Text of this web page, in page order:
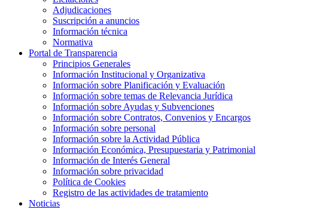
Adjudicaciones
Suscripción a anuncios
Información técnica
Normativa
Portal de Transparencia
Principios Generales
Información Institucional y Organizativa
Información sobre Planificación y Evaluación
Información sobre temas de Relevancia Jurídica
Información sobre Ayudas y Subvenciones
Información sobre Contratos, Convenios y Encargos
Información sobre personal
Información sobre la Actividad Pública
Información Económica, Presupuestaria y Patrimonial
Información de Interés General
Información sobre privacidad
Política de Cookies
Registro de las actividades de tratamiento
Noticias